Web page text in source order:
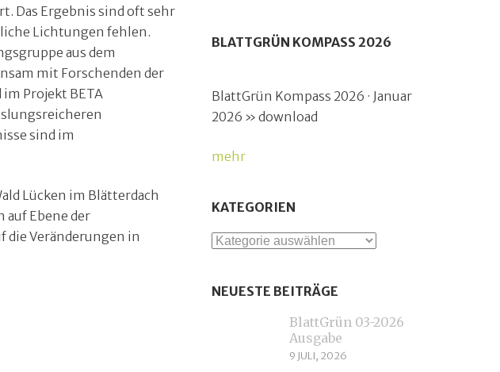
Das Ergebnis sind oft sehr
Lichtungen fehlen.
aus dem
mit Forschenden der
Projekt BETA
sind im
Lücken im Blätterdach
Ebene der
die Veränderungen in
BLATTGRÜN KOMPASS 2026
BlattGrün Kompass 2026 · Januar
2026 » download
mehr
KATEGORIEN
Kategorien
NEUESTE BEITRÄGE
BlattGrün 03-2026
Ausgabe
9 JULI, 2026